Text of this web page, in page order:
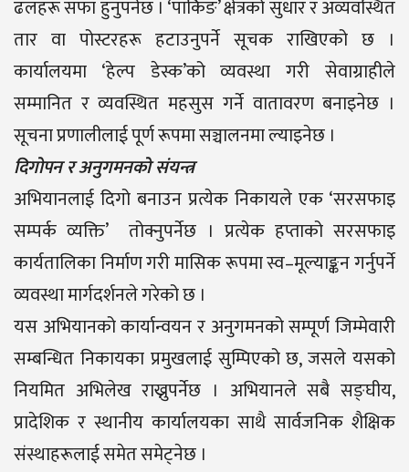
ढलहरू सफा हुनुपर्नेछ । ‘पार्किङ’ क्षेत्रको सुधार र अव्यवस्थित
तार वा पोस्टरहरू हटाउनुपर्ने सूचक राखिएको छ ।
कार्यालयमा ‘हेल्प डेस्क’को व्यवस्था गरी सेवाग्राहीले
सम्मानित र व्यवस्थित महसुस गर्ने वातावरण बनाइनेछ ।
सूचना प्रणालीलाई पूर्ण रूपमा सञ्चालनमा ल्याइनेछ ।
दिगोपन र अनुगमनको संयन्त्र
अभियानलाई दिगो बनाउन प्रत्येक निकायले एक ‘सरसफाइ
सम्पर्क व्यक्ति’ तोक्नुपर्नेछ । प्रत्येक हप्ताको सरसफाइ
कार्यतालिका निर्माण गरी मासिक रूपमा स्व–मूल्याङ्कन गर्नुपर्ने
व्यवस्था मार्गदर्शनले गरेको छ ।
यस अभियानको कार्यान्वयन र अनुगमनको सम्पूर्ण जिम्मेवारी
सम्बन्धित निकायका प्रमुखलाई सुम्पिएको छ, जसले यसको
नियमित अभिलेख राख्नुपर्नेछ । अभियानले सबै सङ्घीय,
प्रादेशिक र स्थानीय कार्यालयका साथै सार्वजनिक शैक्षिक
संस्थाहरूलाई समेत समेट्नेछ ।